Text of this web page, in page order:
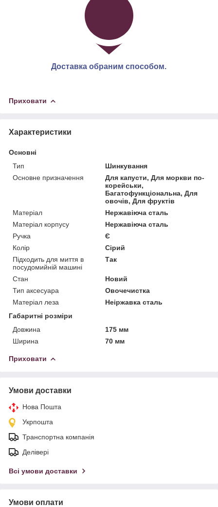
Доставка обраним способом.
Приховати
Характеристики
Основні
Тип
Шинкування
Основне призначення
Для капусти, Для моркви по-
корейськи,
Багатофункціональна, Для
овочів, Для фруктів
Матеріал
Нержавіюча сталь
Матеріал корпусу
Нержавіюча сталь
Ручка
Є
Колір
Сірий
Підходить для миття в
посудомийній машині
Так
Стан
Новий
Тип аксесуара
Овочечистка
Матеріал леза
Неіржавка сталь
Габаритні розміри
Довжина
175 мм
Ширина
70 мм
Приховати
Умови доставки
Нова Пошта
Укрпошта
Транспортна компанія
Делівері
Всі умови доставки
Умови оплати